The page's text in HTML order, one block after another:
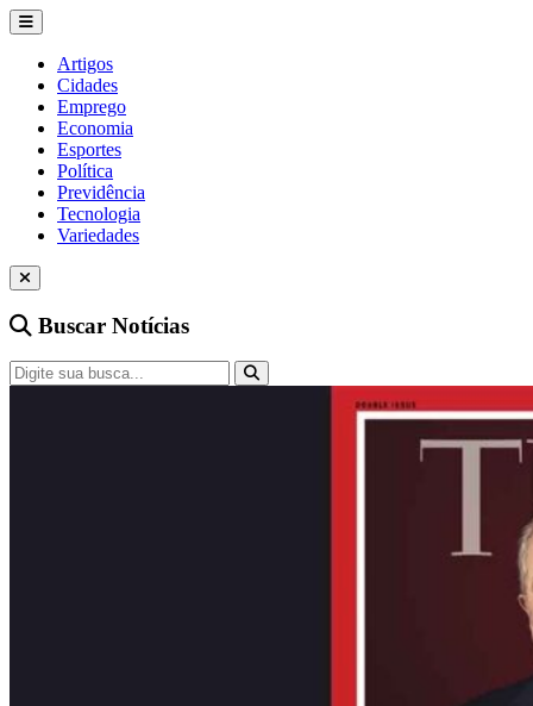
Artigos
Cidades
Emprego
Economia
Esportes
Política
Previdência
Tecnologia
Variedades
Buscar Notícias